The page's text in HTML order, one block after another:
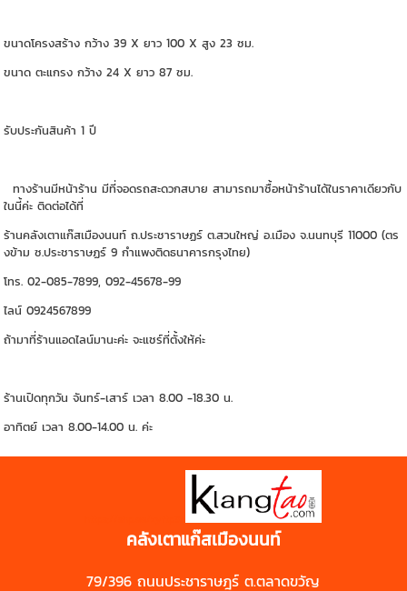
ขนาดโครงสร้าง กว้าง 39 X ยาว 100 X สูง 23 ซม.
ขนาด ตะแกรง กว้าง 24 X ยาว 87 ซม.
รับประกันสินค้า 1 ปี
ทางร้านมีหน้าร้าน มีที่จอดรถสะดวกสบาย สามารถมาซื้อหน้าร้านได้ในราคาเดียวกับ
ในนี้ค่ะ ติดต่อได้ที่
ร้านคลังเตาแก๊สเมืองนนท์ ถ.ประชาราษฏร์ ต.สวนใหญ่ อ.เมือง จ.นนทบุรี 11000 (ตร
งข้าม ซ.ประชาราษฏร์ 9 กำแพงติดธนาคารกรุงไทย)
โทร. 02-085-7899, 092-45678-99
ไลน์ 0924567899
ถ้ามาที่ร้านแอดไลน์มานะค่ะ จะแชร์ที่ตั้งให้ค่ะ
ร้านเปิดทุกวัน จันทร์-เสาร์ เวลา 8.00 -18.30 น.
อาทิตย์ เวลา 8.00-14.00 น. ค่ะ
คลังเตาแก๊สเมืองนนท์
79/396 ถนนประชาราษฎร์ ต.ตลาดขวัญ